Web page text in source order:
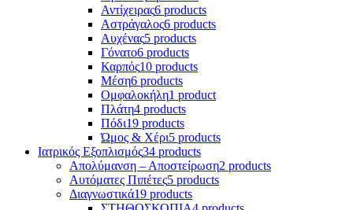
Αντίχειρας6 products
Αστράγαλος6 products
Αυχένας5 products
Γόνατο6 products
Καρπός10 products
Μέση6 products
Ομφαλοκήλη1 product
Πλάτη4 products
Πόδι19 products
Ώμος & Χέρι5 products
Ιατρικός Εξοπλισμός34 products
Απολύμανση – Αποστείρωση2 products
Αυτόματες Πιπέτες5 products
Διαγνωστικά19 products